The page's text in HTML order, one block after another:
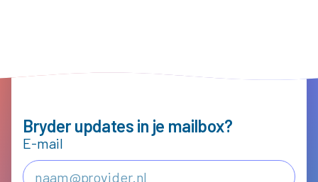
Bryder updates in je mailbox?
E-mail